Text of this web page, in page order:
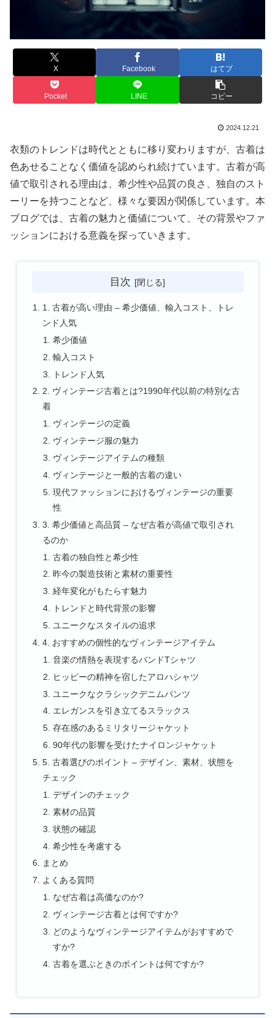
X Facebook はてブ
Pocket LINE コピー
2024.12.21
衣類のトレンドは時代とともに移り変わりますが、古着は
色あせることなく価値を認められ続けています。古着が高
値で取引される理由は、希少性や品質の良さ、独自のスト
ーリーを持つことなど、様々な要因が関係しています。本
ブログでは、古着の魅力と価値について、その背景やファ
ッションにおける意義を探っていきます。
目次
1. 古着が高い理由 – 希少価値、輸入コスト、トレ
ンド人気
希少価値
輸入コスト
トレンド人気
2. ヴィンテージ古着とは?1990年代以前の特別な古
着
ヴィンテージの定義
ヴィンテージ服の魅力
ヴィンテージアイテムの種類
ヴィンテージと一般的古着の違い
現代ファッションにおけるヴィンテージの重要
性
3. 希少価値と高品質 – なぜ古着が高値で取引され
るのか
古着の独自性と希少性
昨今の製造技術と素材の重要性
経年変化がもたらす魅力
トレンドと時代背景の影響
ユニークなスタイルの追求
4. おすすめの個性的なヴィンテージアイテム
音楽の情熱を表現するバンドTシャツ
ヒッピーの精神を宿したアロハシャツ
ユニークなクラシックデニムパンツ
エレガンスを引き立てるスラックス
存在感のあるミリタリージャケット
90年代の影響を受けたナイロンジャケット
5. 古着選びのポイント – デザイン、素材、状態を
チェック
デザインのチェック
素材の品質
状態の確認
希少性を考慮する
まとめ
よくある質問
なぜ古着は高価なのか?
ヴィンテージ古着とは何ですか?
どのようなヴィンテージアイテムがおすすめで
すか?
古着を選ぶときのポイントは何ですか?